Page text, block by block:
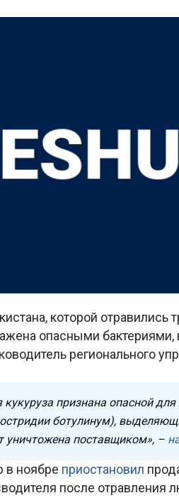
которой отравились
опасными
регионального
кукуруза признана опасной
ботулинум),
уничтожена поставщиком», –
в ноябре приостановил
после отравления